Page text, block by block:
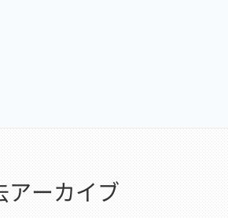
アーカイブ